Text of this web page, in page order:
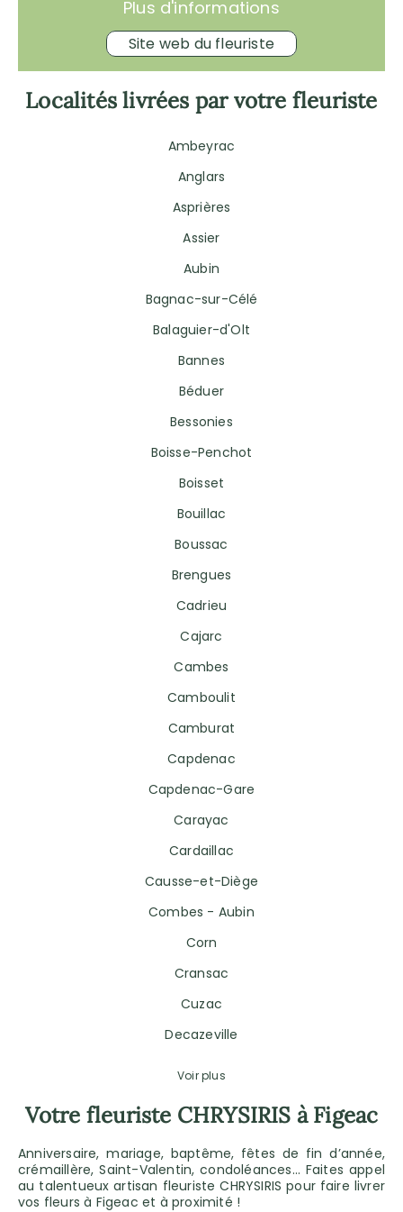
Plus d'informations
Site web du fleuriste
Localités livrées par votre fleuriste
Ambeyrac
Anglars
Asprières
Assier
Aubin
Bagnac-sur-Célé
Balaguier-d'Olt
Bannes
Béduer
Bessonies
Boisse-Penchot
Boisset
Bouillac
Boussac
Brengues
Cadrieu
Cajarc
Cambes
Camboulit
Camburat
Capdenac
Capdenac-Gare
Carayac
Cardaillac
Causse-et-Diège
Combes - Aubin
Corn
Cransac
Cuzac
Decazeville
Voir plus
Votre fleuriste CHRYSIRIS à Figeac
Anniversaire, mariage, baptême, fêtes de fin d’année,
crémaillère, Saint-Valentin, condoléances… Faites appel
au talentueux artisan fleuriste CHRYSIRIS pour faire livrer
vos fleurs à Figeac et à proximité !